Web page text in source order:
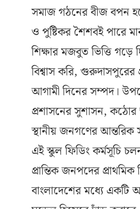
সমাজ গঠনের বীজ বপন
ও পুষ্টিকর শৈশবই পারে
শিক্ষার মজবুত ভিত্তি গড়ে
বিশ্বাস করি, গুরুদাসপুরের
আগামী দিনের সম্পদ।
প্রশাসনের সুশাসন, কঠোর
স্থানীয় জনগণের আন্তরিক
এই স্কুল ফিডিং কর্মসূচি
প্রান্তিক জনপদের প্রাথমিক
বাংলাদেশের মধ্যে একটি